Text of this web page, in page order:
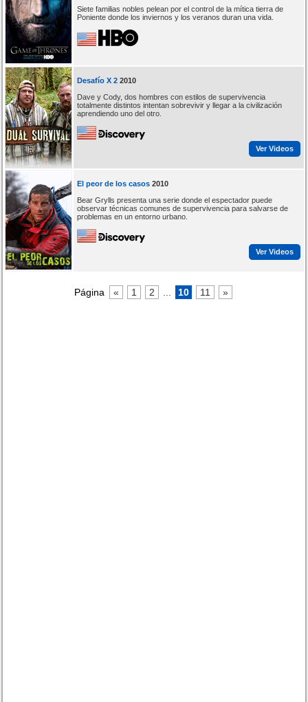
Siete familias nobles pelean por el control de la mítica tierra de
Poniente donde los inviernos y los veranos duran una vida.
Desafío X 2 2010
Dave y Cody, dos hombres con estilos de supervivencia
totalmente distintos intentan sobrevivir y llegar a la civilización
aprendiendo uno del otro.
Ver Videos
El peor de los casos 2010
Bear Grylls presenta una serie donde el espectador puede
observar técnicas comunes de supervivencia para salvarse de
problemas en un entorno urbano.
Ver Videos
Página « 1 2 10 11 »